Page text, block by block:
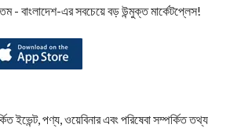
এর সবচেয়ে বড় উন্মুক্ত মার্কেটপ্লেস!
ইভেন্ট, পণ্য, ওয়েবিনার এবং পরিষেবা সম্পর্কিত তথ্য